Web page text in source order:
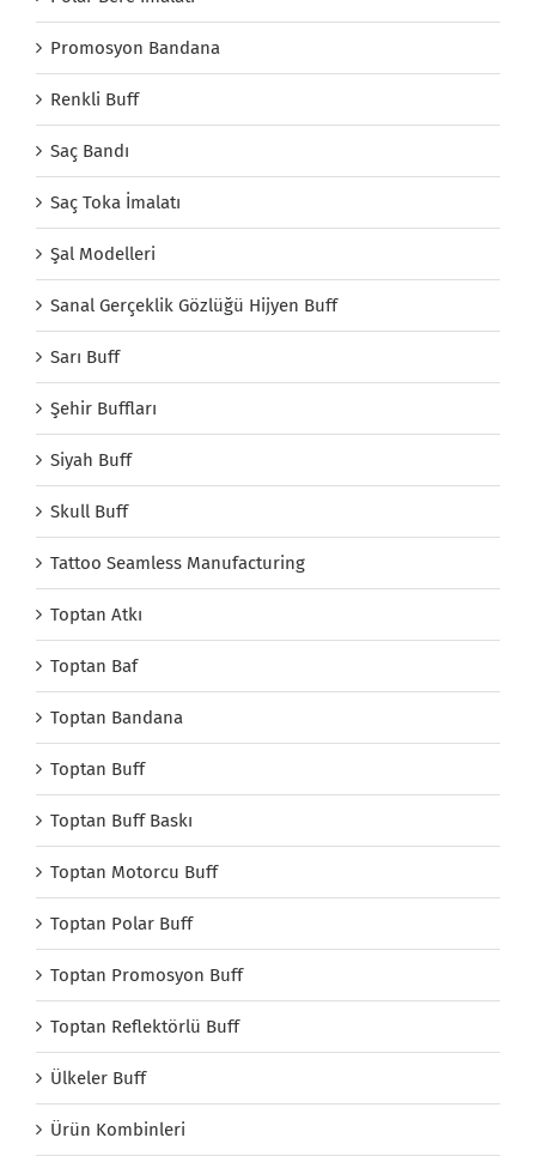
Promosyon Bandana
Renkli Buff
Saç Bandı
Saç Toka İmalatı
Şal Modelleri
Sanal Gerçeklik Gözlüğü Hijyen Buff
Sarı Buff
Şehir Buffları
Siyah Buff
Skull Buff
Tattoo Seamless Manufacturing
Toptan Atkı
Toptan Baf
Toptan Bandana
Toptan Buff
Toptan Buff Baskı
Toptan Motorcu Buff
Toptan Polar Buff
Toptan Promosyon Buff
Toptan Reflektörlü Buff
Ülkeler Buff
Ürün Kombinleri